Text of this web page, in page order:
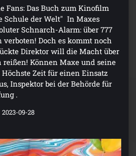
Fans: Das Buch zum Kinofilm
Schule der Welt" In Maxes
Schnarch-Alarm: über 777
verboten! Doch es kommt noch
Direktor will die Macht über
Können Maxe und seine
Zeit für einen Einsatz
Inspektor bei der Behörde für
.
2023-09-28